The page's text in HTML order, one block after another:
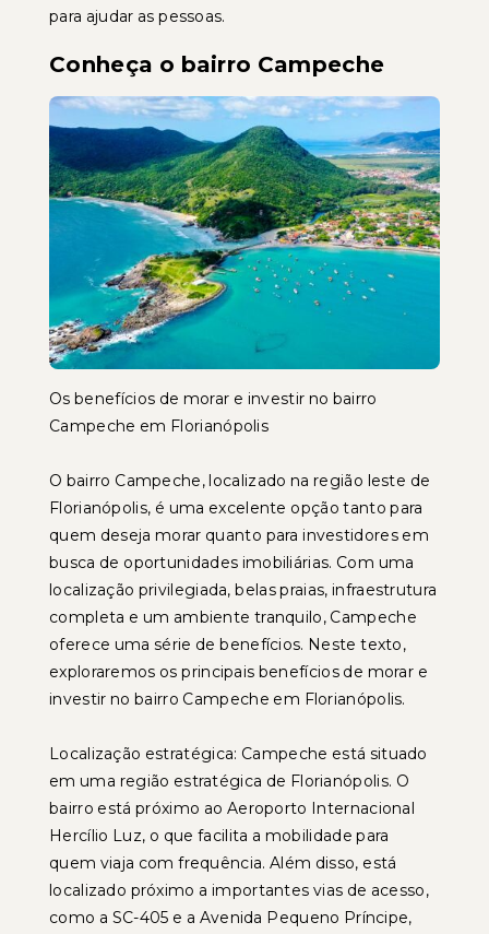
para ajudar as pessoas.
Conheça o bairro Campeche
Os benefícios de morar e investir no bairro
Campeche em Florianópolis
O bairro Campeche, localizado na região leste de
Florianópolis, é uma excelente opção tanto para
quem deseja morar quanto para investidores em
busca de oportunidades imobiliárias. Com uma
localização privilegiada, belas praias, infraestrutura
completa e um ambiente tranquilo, Campeche
oferece uma série de benefícios. Neste texto,
exploraremos os principais benefícios de morar e
investir no bairro Campeche em Florianópolis.
Localização estratégica: Campeche está situado
em uma região estratégica de Florianópolis. O
bairro está próximo ao Aeroporto Internacional
Hercílio Luz, o que facilita a mobilidade para
quem viaja com frequência. Além disso, está
localizado próximo a importantes vias de acesso,
como a SC-405 e a Avenida Pequeno Príncipe,